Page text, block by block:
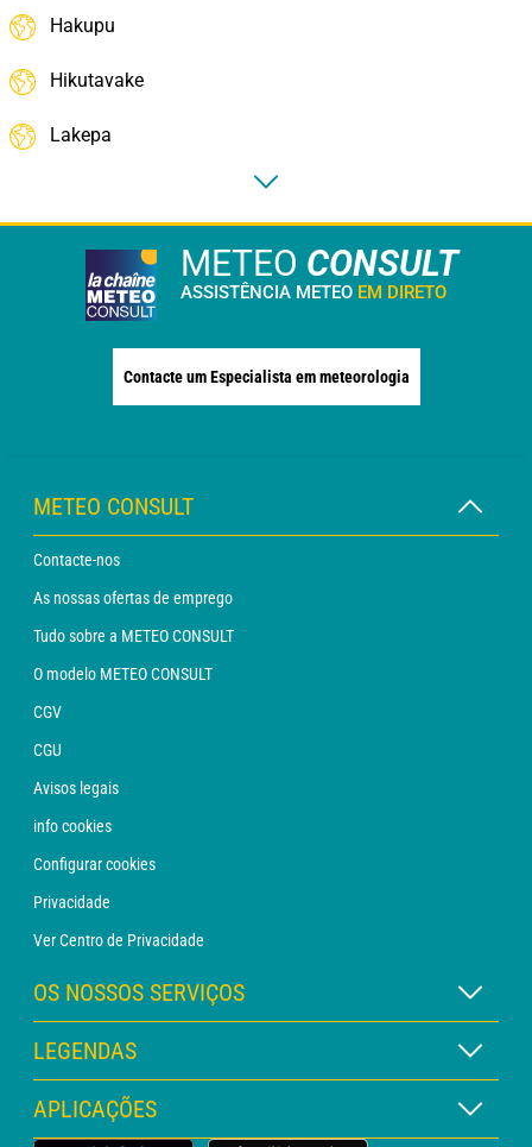
Hakupu
Hikutavake
Lakepa
METEO CONSULT
ASSISTÊNCIA METEO EM DIRETO
Contacte um Especialista em meteorologia
METEO CONSULT
Contacte-nos
As nossas ofertas de emprego
Tudo sobre a METEO CONSULT
O modelo METEO CONSULT
CGV
CGU
Avisos legais
info cookies
Configurar cookies
Privacidade
Ver Centro de Privacidade
OS NOSSOS SERVIÇOS
Assinatura METEO Xpert
Assinatura METEO PRO
Consulta com um analista
LEGENDAS
Legenda dos mapas
Legenda dos pictogramas
APLICAÇÕES